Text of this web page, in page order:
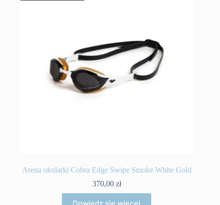
Arena okularki Cobra Edge Swipe Smoke White Gold
370,00 zł